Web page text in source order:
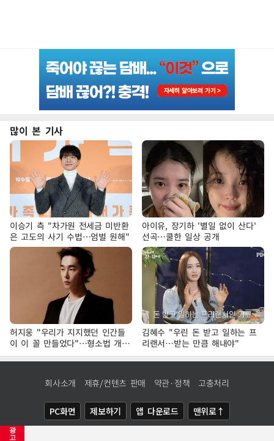
광
고
많이 본 기사
이승기 측 "차가원 전세금 미반환
은 고도의 사기 수법…엄벌 원해"
아이유, 장기하 '별일 없이 산다'
선곡…쿨한 일상 공개
허지웅 "우리가 지지했던 인간들
이 이 꼴 만들었다"…형소법 개정
에 격한 반응
김혜수 "우린 돈 받고 일하는 프
리랜서…받는 만큼 해내야"
회사소개 제휴/컨텐츠 판매 약관·정책 고충처리
PC화면 제보하기 앱 다운로드 맨위로↑